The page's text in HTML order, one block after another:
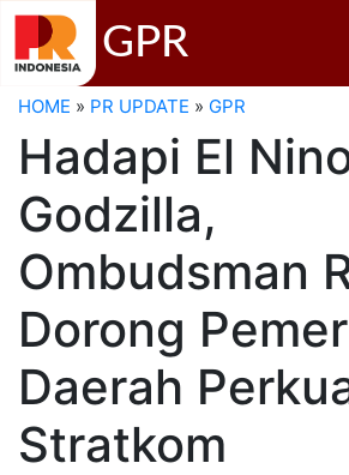
GPR
HOME » PR UPDATE » GPR
Hadapi El
Godzilla,
Ombudsman
Dorong
Daerah
Stratkom